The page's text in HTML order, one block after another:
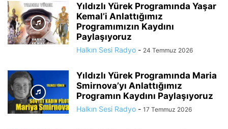
Yıldızlı Yürek Programında Yaşar
Kemal’i Anlattığımız
Programımızın Kaydını
Paylaşıyoruz
Halkın Sesi Radyo - 24 Temmuz 2026
Yıldızlı Yürek Programında Maria
Smirnova’yı Anlattığımız
Programın Kaydını Paylaşıyoruz
Halkın Sesi Radyo - 17 Temmuz 2026